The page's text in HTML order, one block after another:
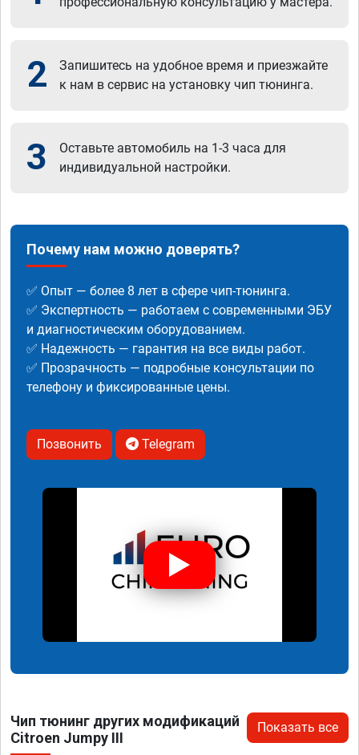
2
Запишитесь на удобное время и приезжайте
к нам в сервис на установку чип тюнинга.
3
Оставьте автомобиль на 1-3 часа для
индивидуальной настройки.
Почему нам можно доверять?
✅ Опыт — более 8 лет в сфере чип-тюнинга.
✅ Экспертность — работаем с современными ЭБУ
и диагностическим оборудованием.
✅ Надежность — гарантия на все виды работ.
✅ Прозрачность — подробные консультации по
телефону и фиксированные цены.
Позвонить Telegram
Чип тюнинг других модификаций
Citroen Jumpy III
Показать все